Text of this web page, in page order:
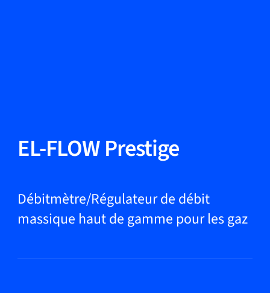
Produits
Applications
EL-FLOW Prestige
Débitmètre/Régulateur de débit
massique haut de gamme pour les gaz